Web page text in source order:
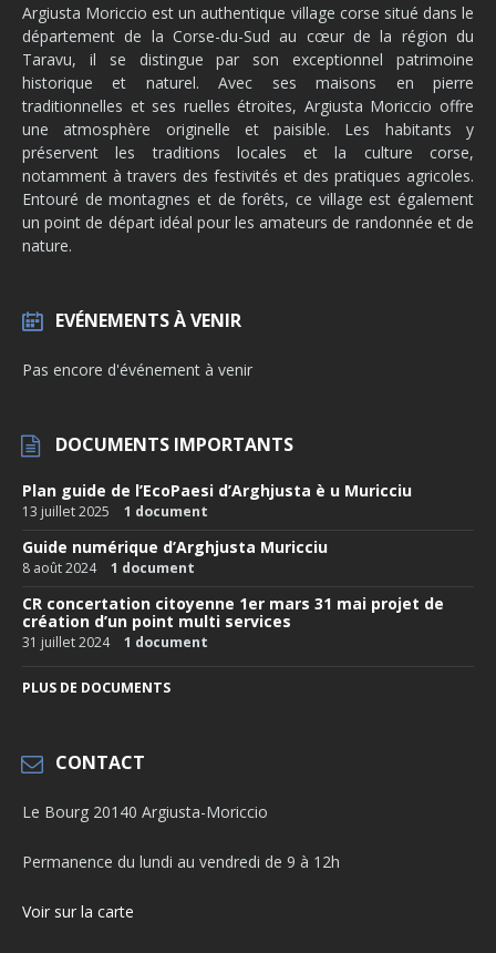
Argiusta Moriccio est un authentique village corse situé dans le
département de la Corse-du-Sud au cœur de la région du
Taravu, il se distingue par son exceptionnel patrimoine
historique et naturel. Avec ses maisons en pierre
traditionnelles et ses ruelles étroites, Argiusta Moriccio offre
une atmosphère originelle et paisible. Les habitants y
préservent les traditions locales et la culture corse,
notamment à travers des festivités et des pratiques agricoles.
Entouré de montagnes et de forêts, ce village est également
un point de départ idéal pour les amateurs de randonnée et de
nature.
EVÉNEMENTS À VENIR
Pas encore d'événement à venir
DOCUMENTS IMPORTANTS
Plan guide de l’EcoPaesi d’Arghjusta è u Muricciu
13 juillet 2025 1 document
Guide numérique d’Arghjusta Muricciu
8 août 2024 1 document
CR concertation citoyenne 1er mars 31 mai projet de
création d’un point multi services
31 juillet 2024 1 document
PLUS DE DOCUMENTS
CONTACT
Le Bourg 20140 Argiusta-Moriccio
Permanence du lundi au vendredi de 9 à 12h
Voir sur la carte